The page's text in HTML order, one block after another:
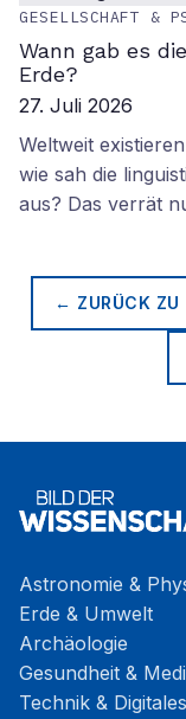
GESELLSCHAFT &
Wann gab es
Erde?
27. Juli 2026
Weltweit
wie sah die
aus? Das verrät
← ZURÜCK ZU
Astronomie &
Erde & Umwelt
Archäologie
Gesundheit &
Technik & Digitales